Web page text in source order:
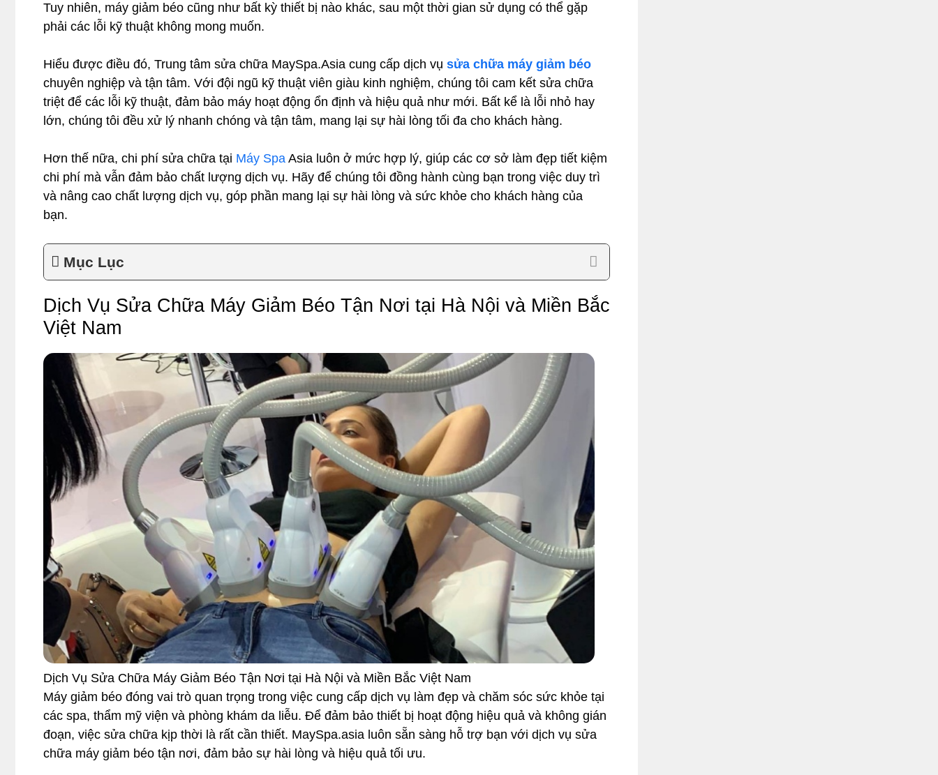
Tuy nhiên, máy giảm béo cũng như bất kỳ thiết bị nào khác, sau một thời gian sử dụng có thể gặp
phải các lỗi kỹ thuật không mong muốn.
Hiểu được điều đó, Trung tâm sửa chữa MaySpa.Asia cung cấp dịch vụ sửa chữa máy giảm béo
chuyên nghiệp và tận tâm. Với đội ngũ kỹ thuật viên giàu kinh nghiệm, chúng tôi cam kết sửa chữa
triệt để các lỗi kỹ thuật, đảm bảo máy hoạt động ổn định và hiệu quả như mới. Bất kể là lỗi nhỏ hay
lớn, chúng tôi đều xử lý nhanh chóng và tận tâm, mang lại sự hài lòng tối đa cho khách hàng.
Hơn thế nữa, chi phí sửa chữa tại Máy Spa Asia luôn ở mức hợp lý, giúp các cơ sở làm đẹp tiết kiệm
chi phí mà vẫn đảm bảo chất lượng dịch vụ. Hãy để chúng tôi đồng hành cùng bạn trong việc duy trì
và nâng cao chất lượng dịch vụ, góp phần mang lại sự hài lòng và sức khỏe cho khách hàng của
bạn.
Mục Lục
Dịch Vụ Sửa Chữa Máy Giảm Béo Tận Nơi tại Hà Nội và Miền Bắc
Việt Nam
Dịch Vụ Sửa Chữa Máy Giảm Béo Tận Nơi tại Hà Nội và Miền Bắc Việt Nam
Máy giảm béo đóng vai trò quan trọng trong việc cung cấp dịch vụ làm đẹp và chăm sóc sức khỏe tại
các spa, thẩm mỹ viện và phòng khám da liễu. Để đảm bảo thiết bị hoạt động hiệu quả và không gián
đoạn, việc sửa chữa kịp thời là rất cần thiết. MaySpa.asia luôn sẵn sàng hỗ trợ bạn với dịch vụ sửa
chữa máy giảm béo tận nơi, đảm bảo sự hài lòng và hiệu quả tối ưu.